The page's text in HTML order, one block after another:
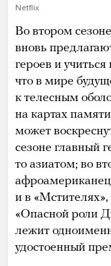
Netflix
Во втором
вновь
героев и
что в мире
к телесным
на картах
может
сезоне главный
то азиатом; во
и в
«Опасной роли
лежит
удостоенный